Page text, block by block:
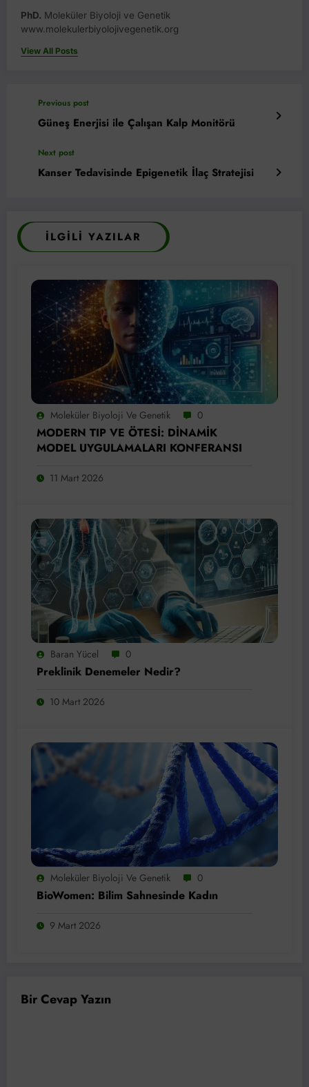
PhD. Moleküler Biyoloji ve Genetik
www.molekulerbiyolojivegenetik.org
View All Posts
Previous post
Güneş Enerjisi ile Çalışan Kalp Monitörü
Next post
Kanser Tedavisinde Epigenetik İlaç Stratejisi
İLGILI YAZILAR
Moleküler Biyoloji Ve Genetik 0
MODERN TIP VE ÖTESİ: DİNAMİK
MODEL UYGULAMALARI KONFERANSI
11 Mart 2026
Baran Yücel 0
Preklinik Denemeler Nedir?
10 Mart 2026
Moleküler Biyoloji Ve Genetik 0
BioWomen: Bilim Sahnesinde Kadın
9 Mart 2026
Bir Cevap Yazın